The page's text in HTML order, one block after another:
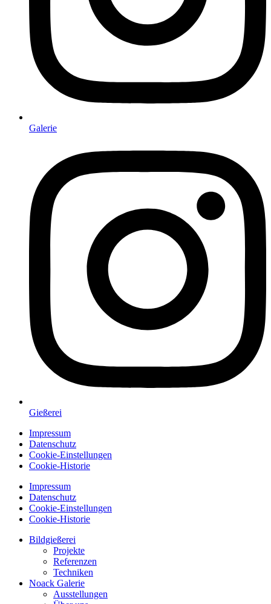
Galerie
Gießerei
Impressum
Datenschutz
Cookie-Einstellungen
Cookie-Historie
Impressum
Datenschutz
Cookie-Einstellungen
Cookie-Historie
Bildgießerei
Projekte
Referenzen
Techniken
Noack Galerie
Ausstellungen